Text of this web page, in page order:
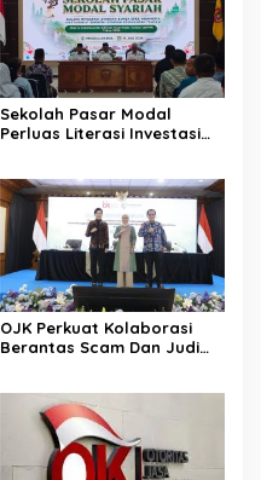
Sekolah Pasar Modal
Perluas Literasi Investasi
OJK Perkuat Kolaborasi
Berantas Scam Dan Judi